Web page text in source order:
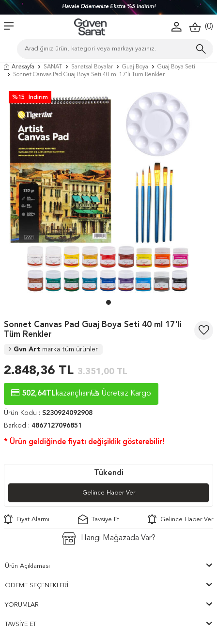
Havale Ödemenize Ekstra %5 İndirim!
(0)
Anasayfa SANAT Sanatsal Boyalar Guaj Boya
Guaj Boya Seti
Sonnet Canvas Pad Guaj Boya Seti 40 ml 17'li Tüm Renkler
%15 İndirim
Sonnet Canvas Pad Guaj Boya Seti 40 ml 17'li
Tüm Renkler
Gvn Art marka tüm ürünler
3.351,00TL
2.848,36 TL
502,64TLkazançlısın Ücretsiz Kargo
Ürün Kodu : S230924092908
Barkod : 4867127096851
* Ürün geldiğinde fiyatı değişiklik gösterebilir!
Tükendi
Gelince Haber Ver
Fiyat Alarmı Tavsiye Et Gelince Haber Ver
Hangi Mağazada Var?
Ürün Açıklaması
ÖDEME SEÇENEKLERI
YORUMLAR
TAVSIYE ET